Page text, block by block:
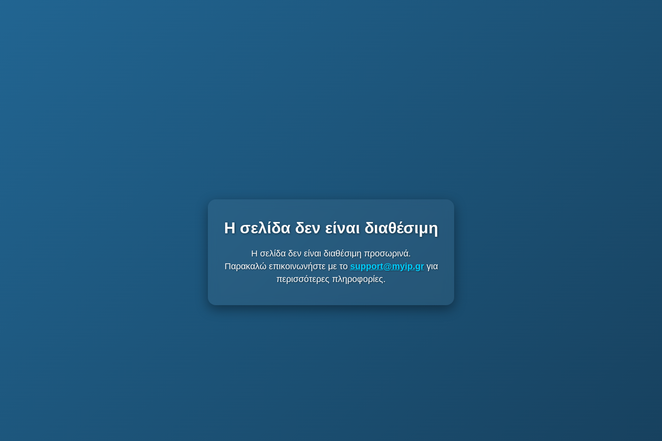
Η σελίδα δεν είναι διαθέσιμη
Η σελίδα δεν είναι διαθέσιμη προσωρινά.
Παρακαλώ επικοινωνήστε με το support@myip.grγια
περισσότερες πληροφορίες.